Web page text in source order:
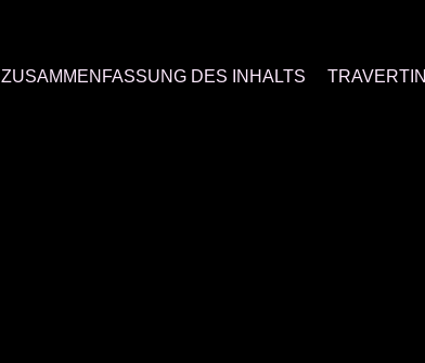
ZUSAMMENFASSUNG DES INHALTS TRAVERTIN